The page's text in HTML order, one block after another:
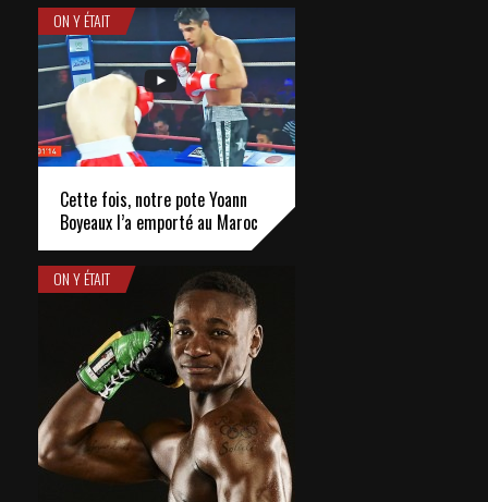
ON Y ÉTAIT
Cette fois, notre pote Yoann
Boyeaux l’a emporté au Maroc
ON Y ÉTAIT